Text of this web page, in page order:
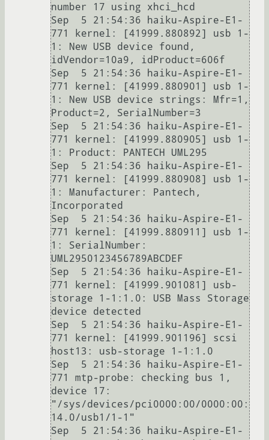
number 17 using xhci_hcd
Sep  5 21:54:36 haiku-Aspire-E1-
771 kernel: [41999.880892] usb 1-
1: New USB device found,
idVendor=10a9, idProduct=606f
Sep  5 21:54:36 haiku-Aspire-E1-
771 kernel: [41999.880901] usb 1-
1: New USB device strings: Mfr=1,
Product=2, SerialNumber=3
Sep  5 21:54:36 haiku-Aspire-E1-
771 kernel: [41999.880905] usb 1-
1: Product: PANTECH UML295
Sep  5 21:54:36 haiku-Aspire-E1-
771 kernel: [41999.880908] usb 1-
1: Manufacturer: Pantech,
Incorporated
Sep  5 21:54:36 haiku-Aspire-E1-
771 kernel: [41999.880911] usb 1-
1: SerialNumber:
UML2950123456789ABCDEF
Sep  5 21:54:36 haiku-Aspire-E1-
771 kernel: [41999.901081] usb-
storage 1-1:1.0: USB Mass Storage
device detected
Sep  5 21:54:36 haiku-Aspire-E1-
771 kernel: [41999.901196] scsi
host13: usb-storage 1-1:1.0
Sep  5 21:54:36 haiku-Aspire-E1-
771 mtp-probe: checking bus 1,
device 17:
"/sys/devices/pci0000:00/0000:00:
14.0/usb1/1-1"
Sep  5 21:54:36 haiku-Aspire-E1-